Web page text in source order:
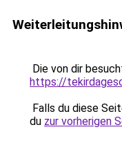
Die von dir
https://
Falls du diese
du zur vorherigen